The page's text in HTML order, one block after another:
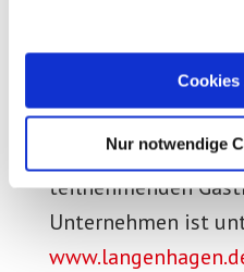
Cookies
Nur notwendige
Als
Hannover startet
Beschaffung von
im eigenen Look.
teilnehmenden
Unternehmen ist